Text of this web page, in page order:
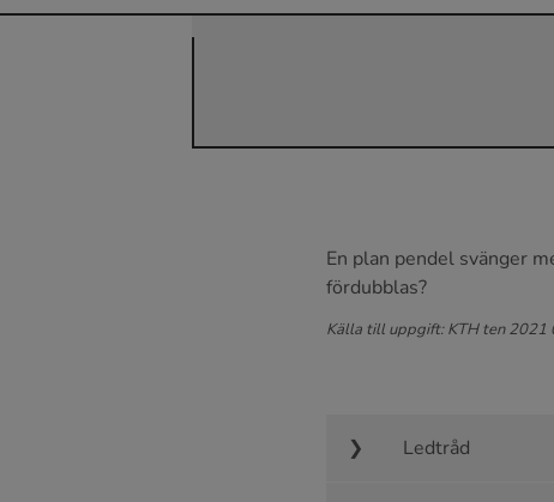
En plan pendel svänger
fördubblas?
Källa till uppgift: KTH ten 2021
Ledtråd